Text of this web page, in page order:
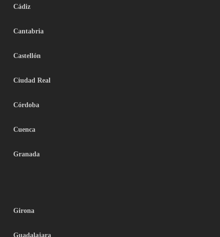
Cádiz
Cantabria
Castellón
Ciudad Real
Córdoba
Cuenca
Granada
Girona
Guadalajara